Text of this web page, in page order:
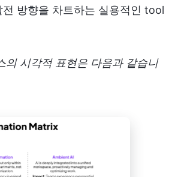
전 방향을 차트하는 실용적인 tool
의 시각적 표현은 다음과 같습니